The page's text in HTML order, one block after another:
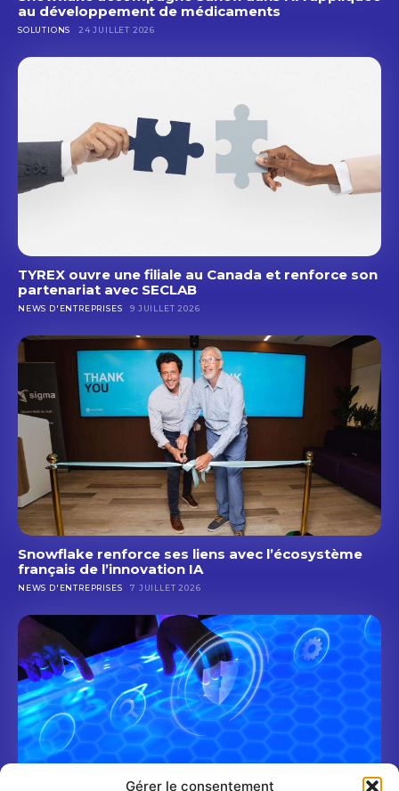
Gérer le consentement
au développement de médicaments
SOLUTIONS 24 JUILLET 2026
TYREX ouvre une filiale au Canada et renforce son
partenariat avec SECLAB
NEWS D'ENTREPRISES 9 JUILLET 2026
Snowflake renforce ses liens avec l’écosystème
français de l’innovation IA
NEWS D'ENTREPRISES 7 JUILLET 2026